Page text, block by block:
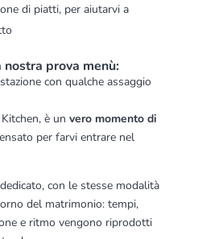
di piatti, per aiutarvi a
prova menù:
con qualche assaggio
è un vero momento di
per farvi entrare nel
con le stesse modalità
del matrimonio: tempi,
e ritmo vengono riprodotti